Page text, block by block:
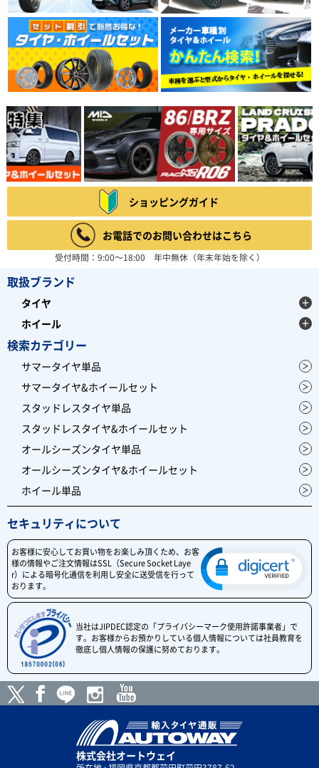
ショッピングガイド
お電話でのお問い合わせはこちら
受付時間：9:00～18:00 年中無休（年末年始を除く）
取扱ブランド
タイヤ
ホイール
検索カテゴリー
サマータイヤ単品
サマータイヤ&ホイールセット
スタッドレスタイヤ単品
スタッドレスタイヤ&ホイールセット
オールシーズンタイヤ単品
オールシーズンタイヤ&ホイールセット
ホイール単品
セキュリティについて
お客様に安心してお買い物をお楽しみ頂くため、お客
様の情報やご注文情報はSSL（Secure Socket Laye
r）による暗号化通信を利用し安全に送受信を行って
おります。
当社はJIPDEC認定の「プライバシーマーク使用許諾事業者」で
す。お客様からお預かりしている個人情報については社員教育を
徹底し個人情報の保護に努めております。
株式会社オートウェイ